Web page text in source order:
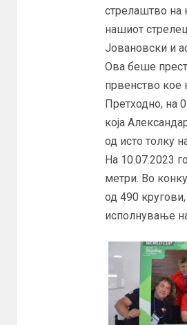
стрелаштво на
нашиот
Јовановски и
Ова беше
првенство
Претходно, на
која
од исто толку
На 10.07.2023
метри. Во
од 490
исполнување